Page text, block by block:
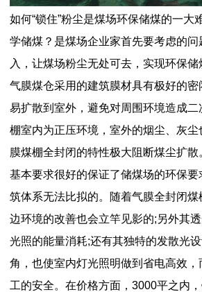
如何“锁住”粉尘是煤场环保储煤的一大
学储煤？是煤场企业家首先要考虑的问
入，让煤场粉尘无处可去，实现环保储
气膜煤仓采用的建筑膜材具有极好的
易扩散到室外，避免对周围环境造成
棚室内为正压环境，室外的烟尘、灰
膜煤棚全封闭的特性极大阻断煤尘扩
基本要求很好的保证了储煤场的环保
筑体系无法比拟的。随着气膜全封闭煤
边环境的改善也会立竿见影的;另外其
光照的能量消耗;还有其独特的发散光
角，也使室内灯光照明做到省电高效
工的安全。在价格方面，3000平之内